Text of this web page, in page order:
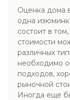
Оценка дома
одна
состоит в
стоимости
различных
необходимо
подходов,
рыночной
Иногда еще